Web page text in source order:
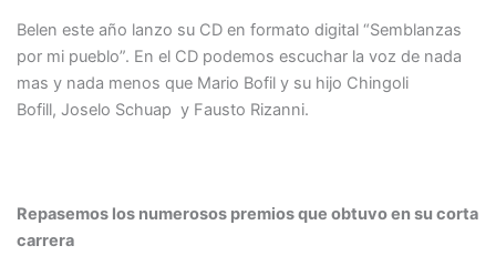
Belen este año lanzo su CD en formato digital “Semblanzas
por mi pueblo”. En el CD podemos escuchar la voz de nada
mas y nada menos que Mario Bofil y su hijo Chingoli
Bofill, Joselo Schuap y Fausto Rizanni.
Repasemos los numerosos premios que obtuvo en su corta
carrera